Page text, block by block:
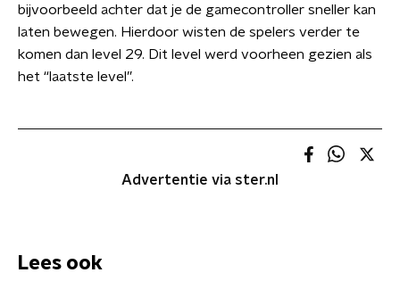
bijvoorbeeld achter dat je de gamecontroller sneller kan
laten bewegen. Hierdoor wisten de spelers verder te
komen dan level 29. Dit level werd voorheen gezien als
het “laatste level”.
Advertentie via ster.nl
Lees ook